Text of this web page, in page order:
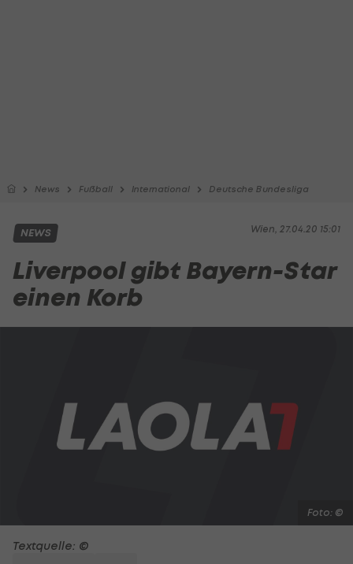
News Fußball International Deutsche Bundesliga
Wien, 27.04.20 15:01
NEWS
Liverpool gibt Bayern-Star
einen Korb
Foto: ©
Textquelle: ©